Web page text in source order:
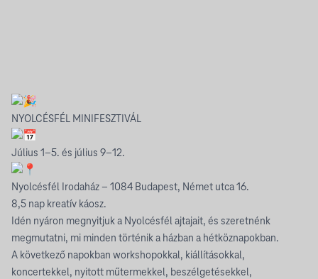
NYOLCÉSFÉL MINIFESZTIVÁL
Július 1–5. és július 9–12.
Nyolcésfél Irodaház – 1084 Budapest, Német utca 16.
8,5 nap kreatív káosz.
Idén nyáron megnyitjuk a Nyolcésfél ajtajait, és szeretnénk
megmutatni, mi minden történik a házban a hétköznapokban.
A következő napokban workshopokkal, kiállításokkal,
koncertekkel, nyitott műtermekkel, beszélgetésekkel,